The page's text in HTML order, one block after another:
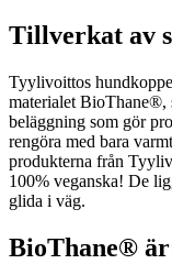
Tillverkat av
Tyylivoittos
materialet BioThane®,
beläggning som gör
rengöra med bara
produkterna från
100% veganska! De
glida i väg.
BioThane®